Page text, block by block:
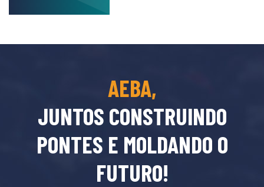
AEBA,
JUNTOS CONSTRUINDO
PONTES E MOLDANDO O
FUTURO!